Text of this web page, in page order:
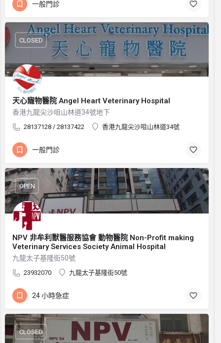
一般門診
天心寵物醫院 Angel Heart Veterinary Hospital
香港九龍尖沙咀山林道34號地下
28137128 / 28137422 香港九龍尖沙咀山林道34號
CLOSED
一般門診
NPV 非牟利獸醫服務協會 動物醫院 Non-Profit making
Veterinary Services Society Animal Hospital
九龍太子基隆街50號
23932070 九龍太子基隆街50號
OPEN
24 小時急症
CLOSED